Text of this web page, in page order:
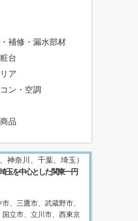
補修・漏水部材
台
ア
ン・空調
品
玉を中心とした関東一円
、三鷹市、武蔵野市、
立市、立川市、西東京